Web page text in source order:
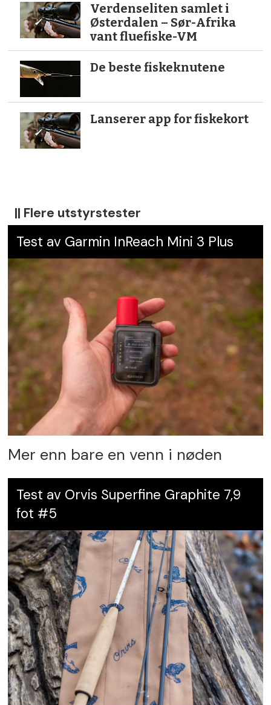
Verdenseliten samlet i
Østerdalen – Sør-Afrika
vant fluefiske-VM
De beste fiskeknutene
Lanserer app for fiskekort
|| Flere utstyrstester
Test av Garmin InReach Mini 3 Plus
Mer enn bare en venn i nøden
Test av Orvis Superfine Graphite 7,9
fot #5